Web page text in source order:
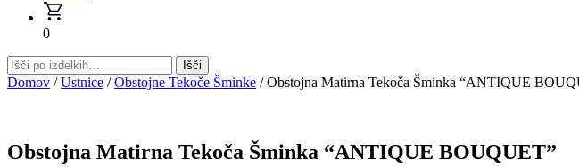
0
Domov /Ustnice /Obstojne Tekoče Šminke / Obstojna Matirna Tekoča Šminka “ANTIQUE
Obstojna Matirna Tekoča Šminka “ANTIQUE BOUQUET”